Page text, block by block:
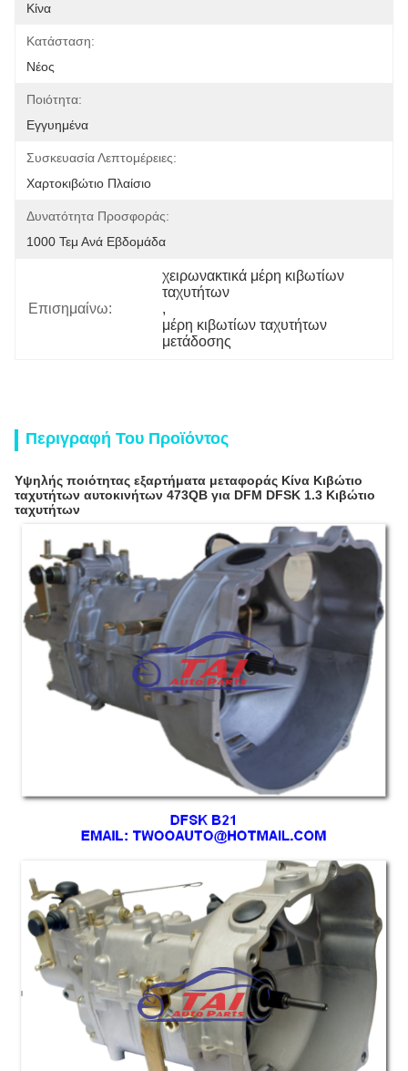
Κίνα
Κατάσταση:
Νέος
Ποιότητα:
Εγγυημένα
Συσκευασία Λεπτομέρειες:
Χαρτοκιβώτιο Πλαίσιο
Δυνατότητα Προσφοράς:
1000 Τεμ Ανά Εβδομάδα
Επισημαίνω:
χειρωνακτικά μέρη κιβωτίων
ταχυτήτων
,
μέρη κιβωτίων ταχυτήτων
μετάδοσης
Περιγραφή Του Προϊόντος
Υψηλής ποιότητας εξαρτήματα μεταφοράς Κίνα Κιβώτιο
ταχυτήτων αυτοκινήτων 473QB για DFM DFSK 1.3 Κιβώτιο
ταχυτήτων